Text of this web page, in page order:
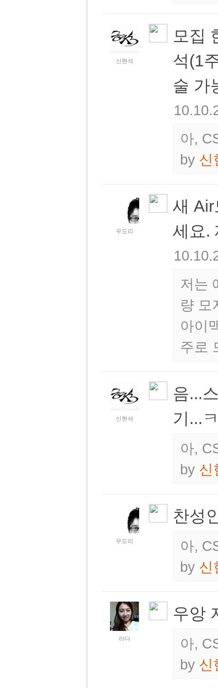
신현석
모집
석(1
술 가
아,
by 신
우도리
새
세요.
저는
량 모
아이
주로
신현석
음...
기...
아,
by 신
우도리
찬성
아,
by 신
라다
우앙
아,
by 신